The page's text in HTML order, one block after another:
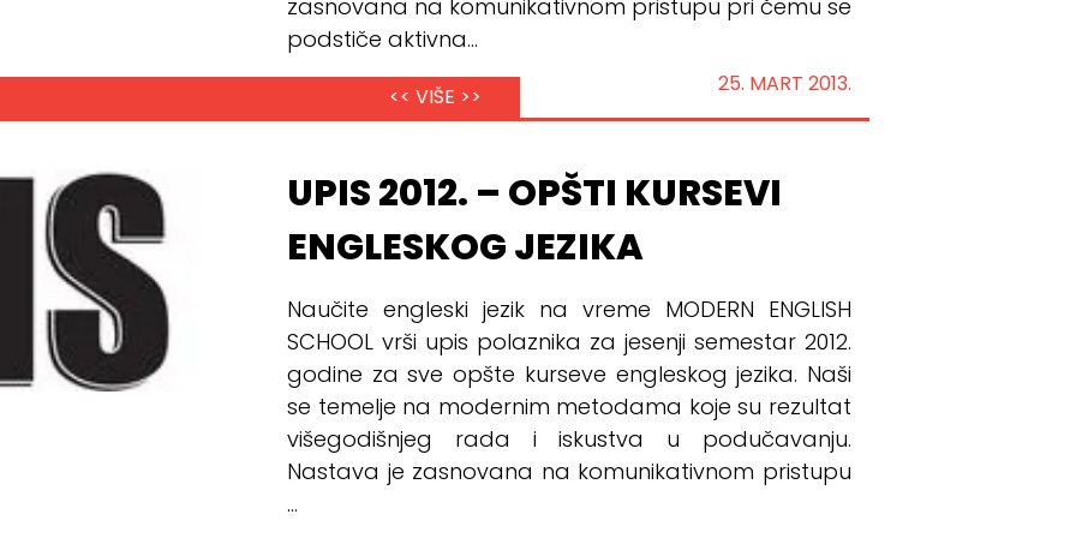
zasnovana na komunikativnom pristupu pri čemu se
podstiče aktivna...
25. MART 2013.
<< VIŠE >>
UPIS 2012. – OPŠTI KURSEVI
ENGLESKOG JEZIKA
Naučite engleski jezik na vreme MODERN ENGLISH
SCHOOL vrši upis polaznika za jesenji semestar 2012.
godine za sve opšte kurseve engleskog jezika. Naši
se temelje na modernim metodama koje su rezultat
višegodišnjeg rada i iskustva u podučavanju.
Nastava je zasnovana na komunikativnom pristupu
...